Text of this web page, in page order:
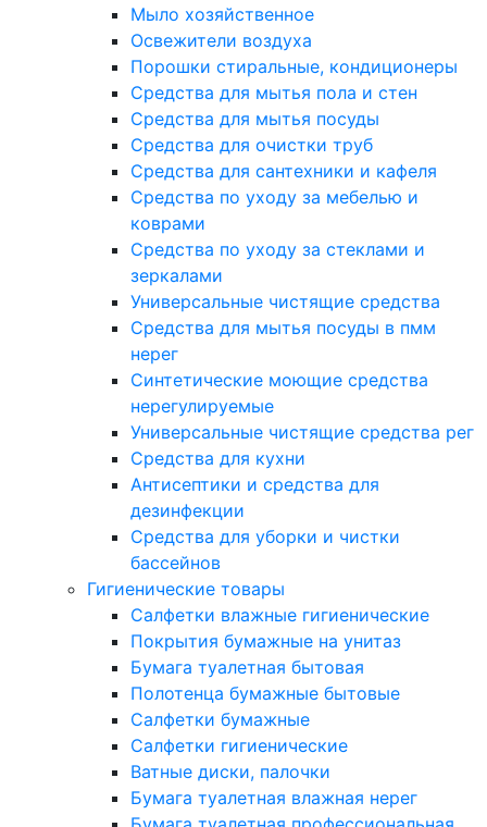
Мыло хозяйственное
Освежители воздуха
Порошки стиральные, кондиционеры
Средства для мытья пола и стен
Средства для мытья посуды
Средства для очистки труб
Средства для сантехники и кафеля
Средства по уходу за мебелью и
коврами
Средства по уходу за стеклами и
зеркалами
Универсальные чистящие средства
Средства для мытья посуды в пмм
нерег
Синтетические моющие средства
нерегулируемые
Универсальные чистящие средства рег
Средства для кухни
Антисептики и средства для
дезинфекции
Средства для уборки и чистки
бассейнов
Гигиенические товары
Салфетки влажные гигиенические
Покрытия бумажные на унитаз
Бумага туалетная бытовая
Полотенца бумажные бытовые
Салфетки бумажные
Салфетки гигиенические
Ватные диски, палочки
Бумага туалетная влажная нерег